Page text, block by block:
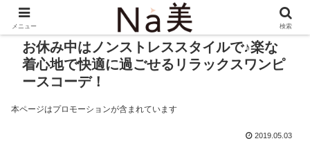
お休み中はノンストレススタイルで♪楽な
着心地で快適に過ごせるリラックスワンピ
ースコーデ！
本ページはプロモーションが含まれています
2019.05.03
メニュー 検索